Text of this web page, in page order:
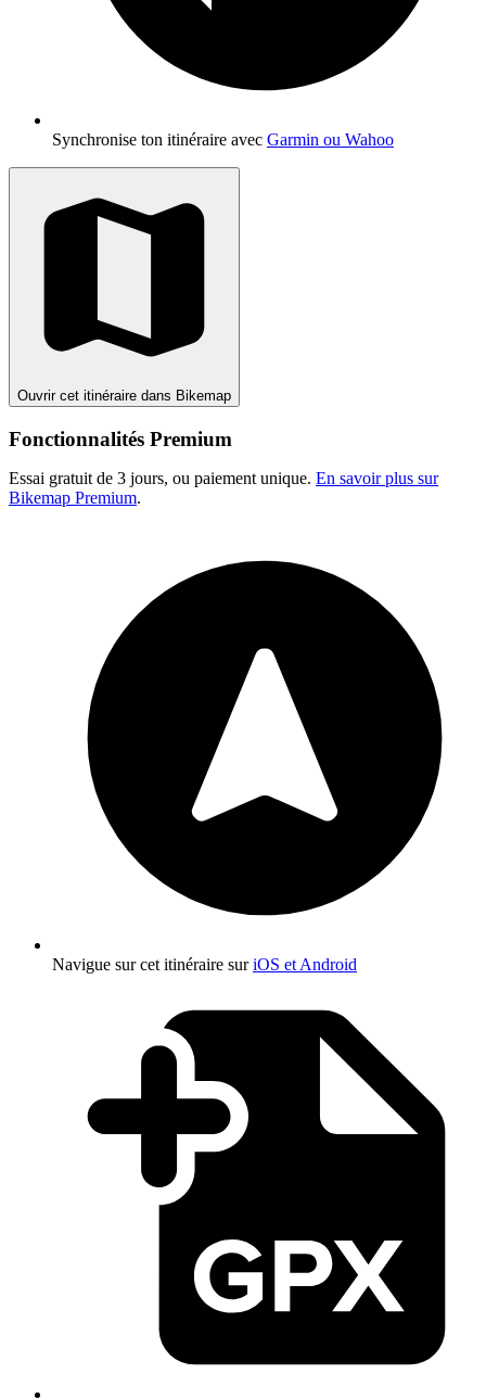
Synchronise ton itinéraire avec Garmin ou Wahoo
Ouvrir cet itinéraire dans Bikemap
Fonctionnalités Premium
Essai gratuit de 3 jours, ou paiement unique. En savoir plus sur
Bikemap Premium.
Navigue sur cet itinéraire suriOS et Android